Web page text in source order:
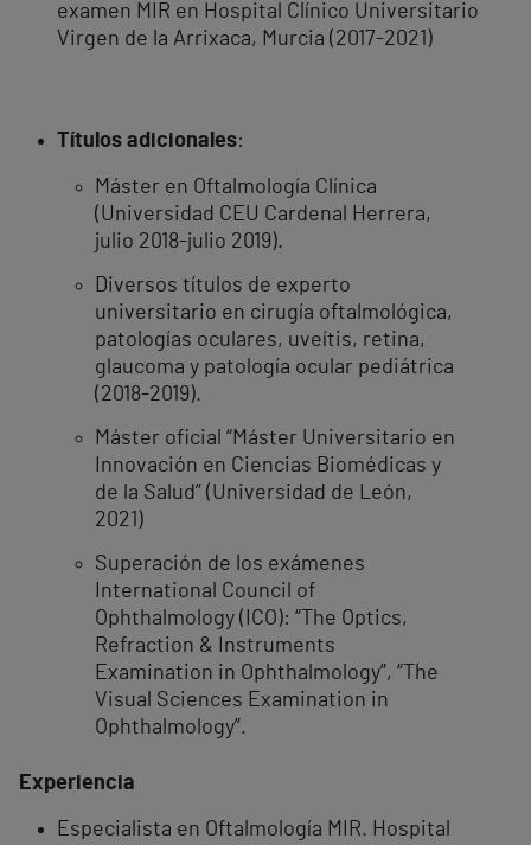
examen MIR en Hospital Clínico Universitario
Virgen de la Arrixaca, Murcia (2017-2021)
Títulos adicionales:
Máster en Oftalmología Clínica
(Universidad CEU Cardenal Herrera,
julio 2018-julio 2019). ​
Diversos títulos de experto
universitario en cirugía oftalmológica,
patologías oculares, uveítis, retina,
glaucoma y patología ocular pediátrica
(2018-2019). ​
Máster oficial “Máster Universitario en
Innovación en Ciencias Biomédicas y
de la Salud” (Universidad de León,
2021)
Superación de los exámenes
International Council of
Ophthalmology (ICO): “The Optics,
Refraction & Instruments
Examination in Ophthalmology”, “The
Visual Sciences Examination in
Ophthalmology”.
Experiencia
Especialista en Oftalmología MIR. Hospital